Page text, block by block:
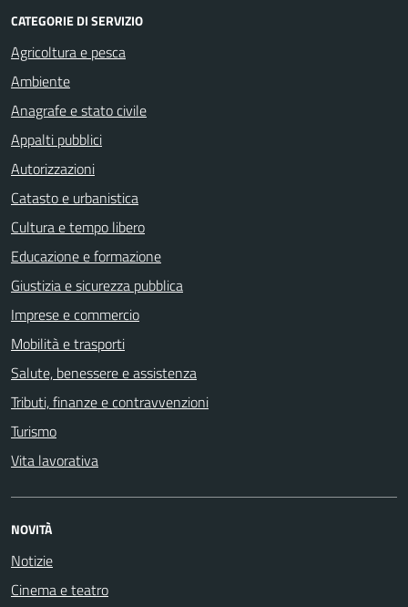
CATEGORIE DI SERVIZIO
Agricoltura e pesca
Ambiente
Anagrafe e stato civile
Appalti pubblici
Autorizzazioni
Catasto e urbanistica
Cultura e tempo libero
Educazione e formazione
Giustizia e sicurezza pubblica
Imprese e commercio
Mobilità e trasporti
Salute, benessere e assistenza
Tributi, finanze e contravvenzioni
Turismo
Vita lavorativa
NOVITÀ
Notizie
Cinema e teatro